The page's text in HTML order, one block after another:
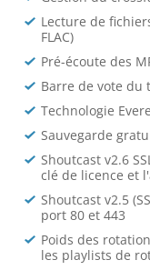
Lecture de
FLAC)
Pré-écoute des
Barre de vote du
Technologie
Sauvegarde
Shoutcast v2.6
clé de licence et
Shoutcast v2.5
port 80 et 443
Poids des
les playlists de